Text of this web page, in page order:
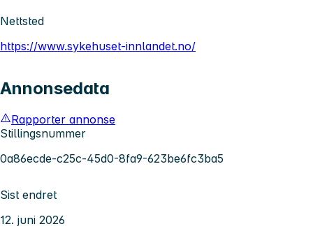
Nettsted
https://www.sykehuset-innlandet.no/
Annonsedata
Rapporter annonse
Stillingsnummer
0a86ecde-c25c-45d0-8fa9-623be6fc3ba5
Sist endret
12. juni 2026